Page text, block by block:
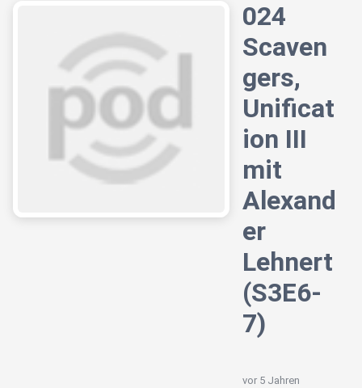
024
Scaven
gers,
Unificat
ion III
mit
Alexand
er
Lehnert
(S3E6-
7)
vor 5 Jahren